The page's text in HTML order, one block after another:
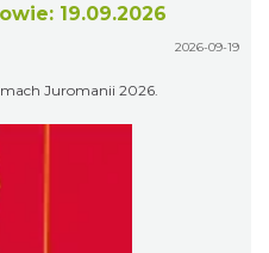
19.09.2026
2026-09-19
Juromanii 2026.